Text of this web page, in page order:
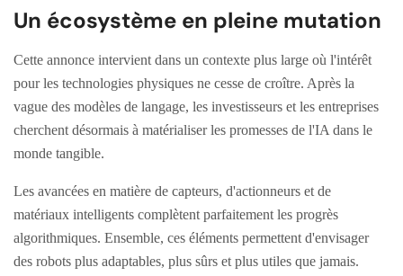
Un écosystème en pleine mutation
Cette annonce intervient dans un contexte plus large où l'intérêt
pour les technologies physiques ne cesse de croître. Après la
vague des modèles de langage, les investisseurs et les entreprises
cherchent désormais à matérialiser les promesses de l'IA dans le
monde tangible.
Les avancées en matière de capteurs, d'actionneurs et de
matériaux intelligents complètent parfaitement les progrès
algorithmiques. Ensemble, ces éléments permettent d'envisager
des robots plus adaptables, plus sûrs et plus utiles que jamais.